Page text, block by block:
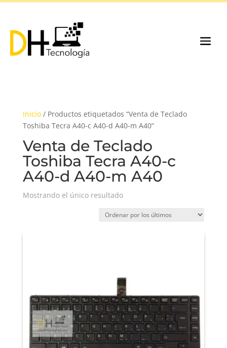
Inicio/ Productos etiquetados “Venta de Teclado
Toshiba Tecra A40-c A40-d A40-m A40”
Venta de Teclado
Toshiba Tecra A40-c
A40-d A40-m A40
Mostrando el único resultado